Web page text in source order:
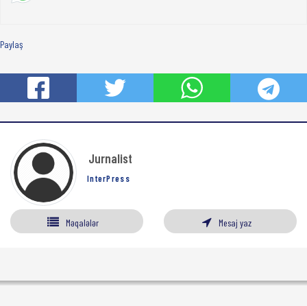
Paylaş
Jurnalist
InterPress
Məqalələr Mesaj yaz